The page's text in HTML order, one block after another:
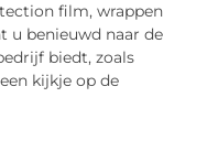
film, wrappen
u benieuwd naar de
biedt, zoals
kijkje op de